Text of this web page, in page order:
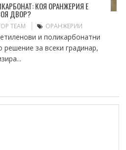
КОЯ ОРАНЖЕРИЯ Е
ДВОР?
TEAM ОРАНЖЕРИИ
и поликарбонатни
за всеки градинар,